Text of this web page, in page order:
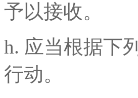
予以接收。
h. 应当根据下
行动。